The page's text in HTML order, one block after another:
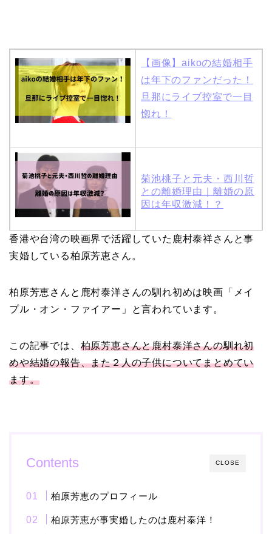
【画像】aikoの結婚相手
は年下のファンだった！
旦那にライブ控室で一目
惚れ！
菊池桃子と元夫・西川哲
との離婚理由｜離婚の原
因は年収激減！？
【画像】ブーニンの嫁は
資産家の娘！馴れ初めは
すぎる歴代彼氏４人と
二宮和也と嫁・伊藤綾子
香港や台湾の映画界で活躍していた鹿村泰祥さんと事
実婚している柏原芳恵さん。
柏原芳恵さんと鹿村泰洋さんの馴れ初めは映画「メイ
プル・オン・ファイアー」と言われています。
この記事では、 柏原芳恵さんと鹿村泰洋さんの馴れ初
めや結婚の報告、また２人の子供についてまとめてい
ます。
CLOSE
Contents
柏原芳恵のプロフィール
柏原芳恵が事実婚したのは鹿村泰洋！